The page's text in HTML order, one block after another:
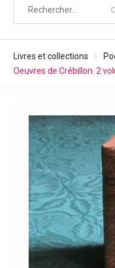
Livres et collections
Oeuvres de Crébillon. 2